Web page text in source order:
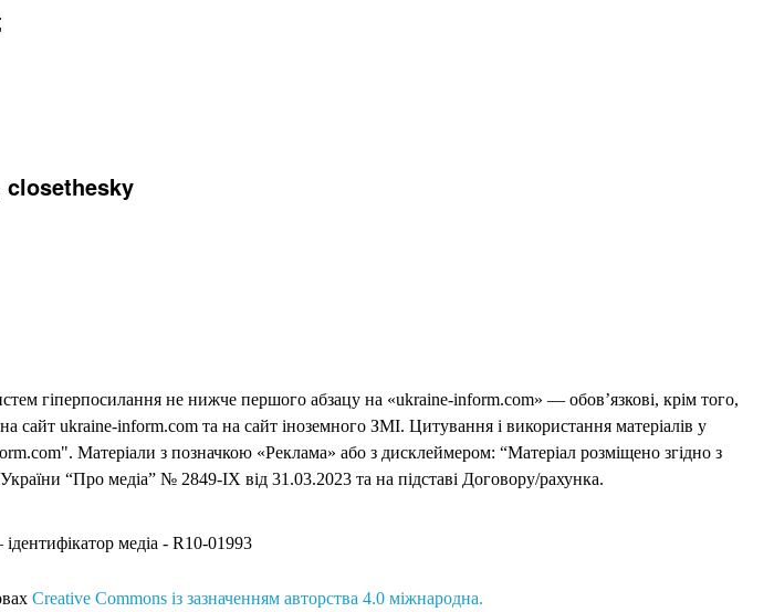
closethesky
гіперпосилання не нижче першого абзацу на «ukraine-inform.com» — обов’язкові, крім того,
ukraine-inform.com та на сайт іноземного ЗМІ. Цитування і використання матеріалів у
Матеріали з позначкою «Реклама» або з дисклеймером: “Матеріал розміщено згідно з
“Про медіа” № 2849-IX від 31.03.2023 та на підставі Договору/рахунка.
медіа - R10-01993
Creative Commons із зазначенням авторства 4.0 міжнародна.